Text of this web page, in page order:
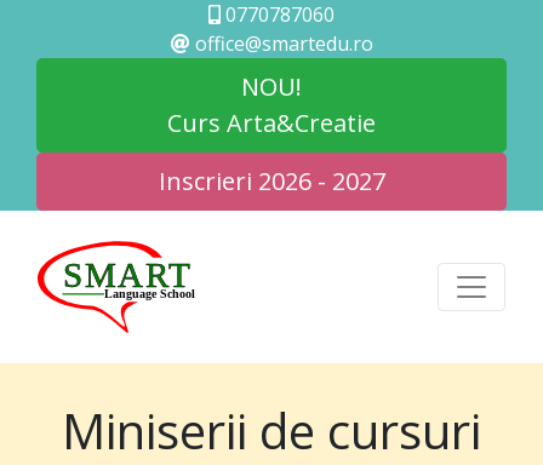
0770787060
office@smartedu.ro
NOU!
Curs Arta&Creatie
Inscrieri 2026 - 2027
Miniserii de cursuri